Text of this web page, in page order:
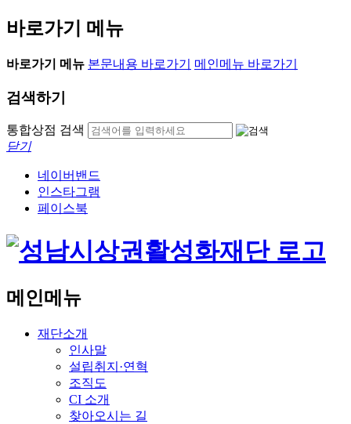
바로가기 메뉴
바로가기 메뉴 본문내용 바로가기 메인메뉴 바로가기
검색하기
통합상점 검색
닫기
네이버밴드
인스타그램
페이스북
메인메뉴
재단소개
인사말
설립취지·연혁
조직도
CI 소개
찾아오시는 길